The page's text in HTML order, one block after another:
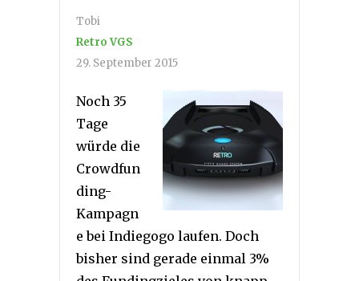
Tobi
Retro VGS
29. September 2015
Noch 35
Tage
würde die
Crowdfun
ding-
Kampagn
e bei Indiegogo laufen. Doch
bisher sind gerade einmal 3%